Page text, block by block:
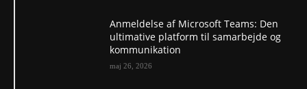
Anmeldelse af Microsoft Teams: Den
ultimative platform til samarbejde og
kommunikation
maj 26, 2026